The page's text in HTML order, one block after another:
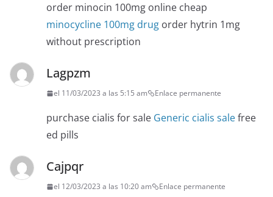
order minocin 100mg online cheap
minocycline 100mg drug order hytrin 1mg
without prescription
Lagpzm
el 11/03/2023 a las 5:15 am Enlace permanente
purchase cialis for sale Generic cialis salefree
ed pills
Cajpqr
el 12/03/2023 a las 10:20 am Enlace permanente